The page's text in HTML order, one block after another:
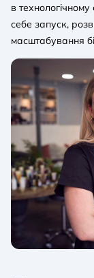
в
себе запуск,
масштабування